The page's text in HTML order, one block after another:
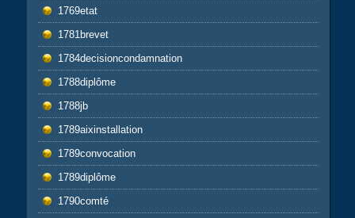
1769etat
1781brevet
1784decisioncondamnation
1788diplôme
1788jb
1789aixinstallation
1789convocation
1789diplôme
1790comté